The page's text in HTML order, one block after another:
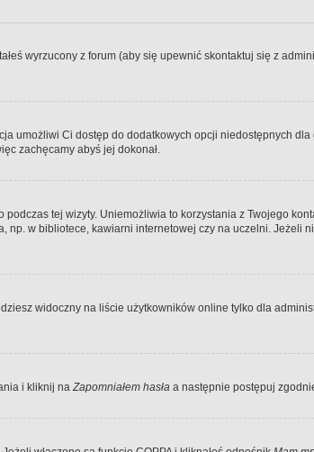
wyrzucony z forum (aby się upewnić skontaktuj się z
umożliwi Ci dostęp do dodatkowych opcji niedostępnych
zachęcamy abyś jej dokonał.
tej wizyty. Uniemożliwia to korzystania z Twojego
w bibliotece, kawiarni internetowej czy na uczelni. Jeżeli
widoczny na liście użytkowników online tylko dla
i kliknij naZapomniałem hasła a następnie postępuj